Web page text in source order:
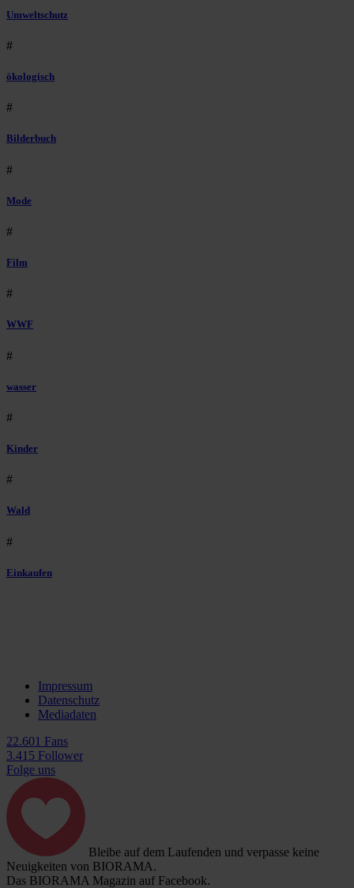
Umweltschutz
#
ökologisch
#
Bilderbuch
#
Mode
#
Film
#
WWF
#
wasser
#
Kinder
#
Wald
#
Einkaufen
Impressum
Datenschutz
Mediadaten
22.601 Fans
3.415 Follower
Folge uns
Bleibe auf dem Laufenden und verpasse keine
Neuigkeiten von BIORAMA.
Das BIORAMA Magazin auf Facebook.